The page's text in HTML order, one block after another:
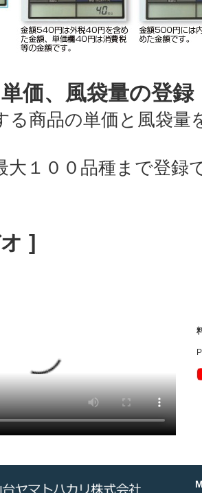
価、風袋量の登
商品の単価と風袋量
１００品種まで登録
]